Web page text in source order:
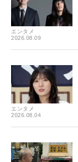
エンタメ
2026.08.09
エンタメ
2026.08.04